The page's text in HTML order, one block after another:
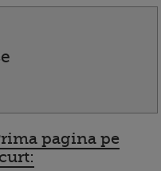
pagina pe